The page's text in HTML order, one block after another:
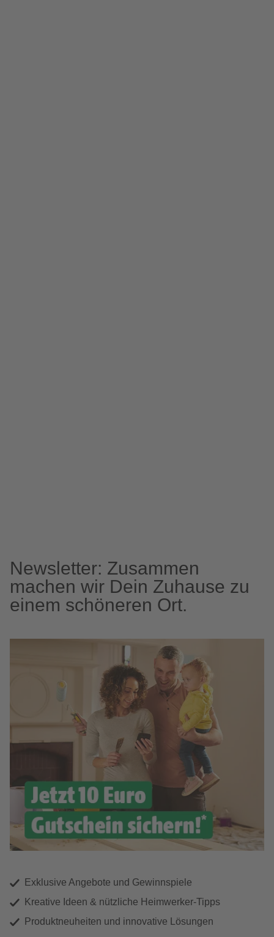
Newsletter: Zusammen
machen wir Dein Zuhause zu
einem schöneren Ort.
Exklusive Angebote und Gewinnspiele
Kreative Ideen & nützliche Heimwerker-Tipps
Produktneuheiten und innovative Lösungen